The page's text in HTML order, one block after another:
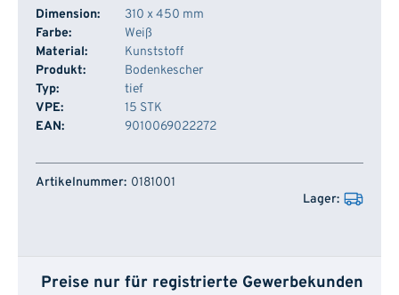
Dimension:
310 x 450 mm
Farbe:
Weiß
Material:
Kunststoff
Produkt:
Bodenkescher
Typ:
tief
VPE:
15 STK
EAN:
9010069022272
Artikelnummer Lager
0181001
Preise nur für registrierte Gewerbekunden